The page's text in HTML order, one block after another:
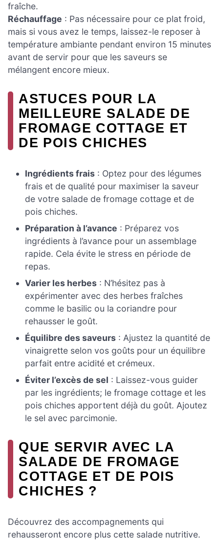
fraîche.
Réchauffage : Pas nécessaire pour ce plat froid,
mais si vous avez le temps, laissez-le reposer à
température ambiante pendant environ 15 minutes
avant de servir pour que les saveurs se
mélangent encore mieux.
ASTUCES POUR LA
MEILLEURE SALADE DE
FROMAGE COTTAGE ET
DE POIS CHICHES
Ingrédients frais : Optez pour des légumes
frais et de qualité pour maximiser la saveur
de votre salade de fromage cottage et de
pois chiches.
Préparation à l’avance : Préparez vos
ingrédients à l’avance pour un assemblage
rapide. Cela évite le stress en période de
repas.
Varier les herbes : N’hésitez pas à
expérimenter avec des herbes fraîches
comme le basilic ou la coriandre pour
rehausser le goût.
Équilibre des saveurs : Ajustez la quantité de
vinaigrette selon vos goûts pour un équilibre
parfait entre acidité et crémeux.
Éviter l’excès de sel : Laissez-vous guider
par les ingrédients; le fromage cottage et les
pois chiches apportent déjà du goût. Ajoutez
le sel avec parcimonie.
QUE SERVIR AVEC LA
SALADE DE FROMAGE
COTTAGE ET DE POIS
CHICHES ?
Découvrez des accompagnements qui
rehausseront encore plus cette salade nutritive.